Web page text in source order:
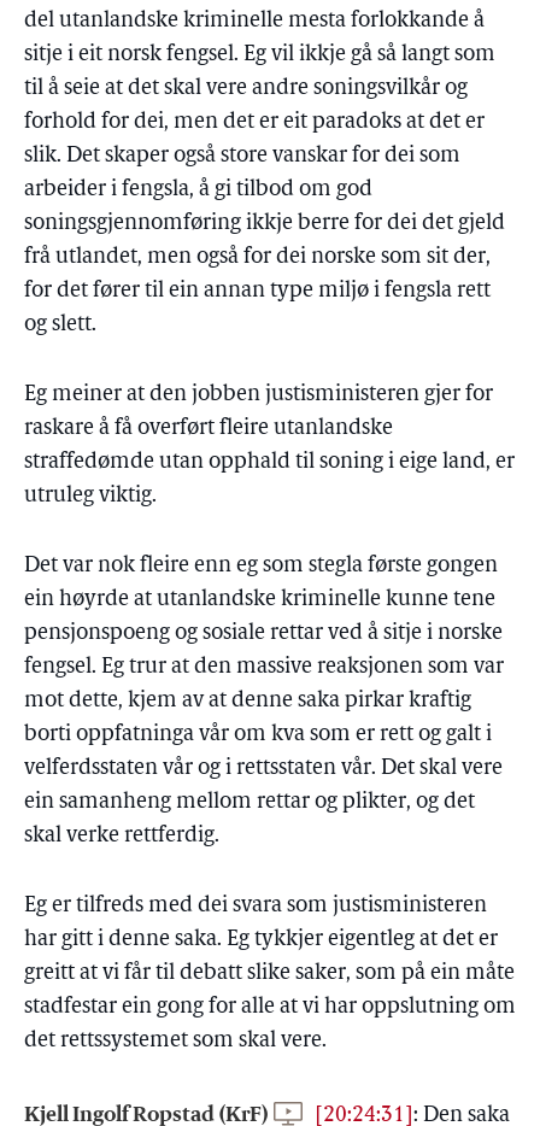
del utanlandske kriminelle mesta forlokkande å
sitje i eit norsk fengsel. Eg vil ikkje gå så langt som
til å seie at det skal vere andre soningsvilkår og
forhold for dei, men det er eit paradoks at det er
slik. Det skaper også store vanskar for dei som
arbeider i fengsla, å gi tilbod om god
soningsgjennomføring ikkje berre for dei det gjeld
frå utlandet, men også for dei norske som sit der,
for det fører til ein annan type miljø i fengsla rett
og slett.
Eg meiner at den jobben justisministeren gjer for
raskare å få overført fleire utanlandske
straffedømde utan opphald til soning i eige land, er
utruleg viktig.
Det var nok fleire enn eg som stegla første gongen
ein høyrde at utanlandske kriminelle kunne tene
pensjonspoeng og sosiale rettar ved å sitje i norske
fengsel. Eg trur at den massive reaksjonen som var
mot dette, kjem av at denne saka pirkar kraftig
borti oppfatninga vår om kva som er rett og galt i
velferdsstaten vår og i rettsstaten vår. Det skal vere
ein samanheng mellom rettar og plikter, og det
skal verke rettferdig.
Eg er tilfreds med dei svara som justisministeren
har gitt i denne saka. Eg tykkjer eigentleg at det er
greitt at vi får til debatt slike saker, som på ein måte
stadfestar ein gong for alle at vi har oppslutning om
det rettssystemet som skal vere.
Kjell Ingolf Ropstad (KrF) [20:24:31] : Den saka